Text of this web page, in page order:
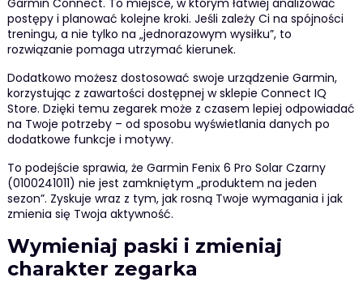
postępy i planować kolejne kroki. Jeśli zależy Ci na spójności
treningu, a nie tylko na „jednorazowym wysiłku”, to
rozwiązanie pomaga utrzymać kierunek.
Dodatkowo możesz dostosować swoje urządzenie Garmin,
korzystując z zawartości dostępnej w sklepie Connect IQ
Store. Dzięki temu zegarek może z czasem lepiej odpowiadać
na Twoje potrzeby – od sposobu wyświetlania danych po
dodatkowe funkcje i motywy.
To podejście sprawia, że Garmin Fenix 6 Pro Solar Czarny
(0100241011) nie jest zamkniętym „produktem na jeden
sezon”. Zyskuje wraz z tym, jak rosną Twoje wymagania i jak
zmienia się Twoja aktywność.
Wymieniaj paski i zmieniaj
charakter zegarka